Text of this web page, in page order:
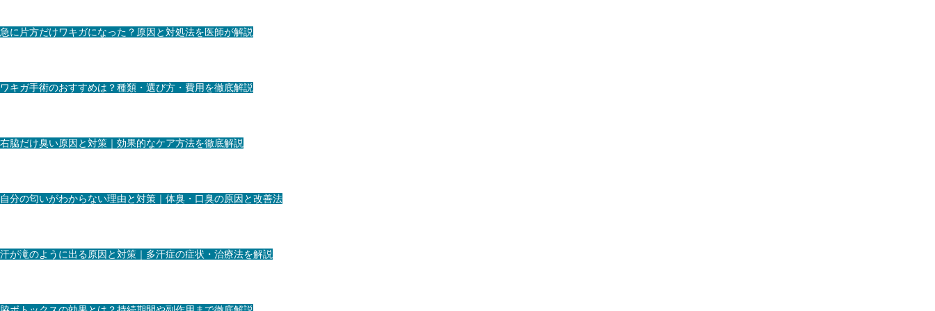
急に片方だけワキガになった？原因と対処法を医師が解説
ワキガ手術のおすすめは？種類・選び方・費用を徹底解説
右脇だけ臭い原因と対策｜効果的なケア方法を徹底解説
自分の匂いがわからない理由と対策｜体臭・口臭の原因と改善法
汗が滝のように出る原因と対策｜多汗症の症状・治療法を解説